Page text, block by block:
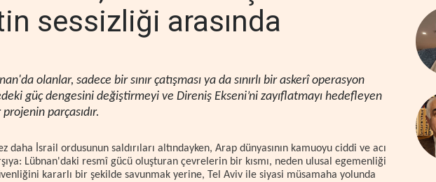
sessizliği arasında
olanlar, sadece bir sınır çatışması ya da sınırlı bir askerî operasyon
güç dengesini değiştirmeyi ve Direniş Ekseni’ni zayıflatmayı hedefleyen
parçasıdır.
daha İsrail ordusunun saldırıları altındayken, Arap dünyasının kamuoyu ciddi ve acı
Lübnan'daki resmî gücü oluşturan çevrelerin bir kısmı, neden ulusal egemenliği
kararlı bir şekilde savunmak yerine, Tel Aviv ile siyasi müsamaha yolunda